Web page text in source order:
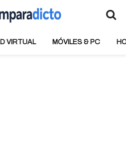
VIRTUAL MÓVILES & PC